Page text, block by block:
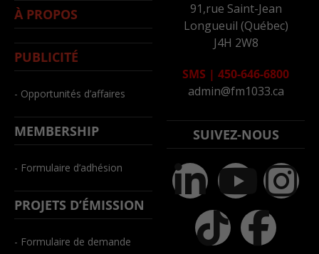
À PROPOS
PUBLICITÉ
- Opportunités d’affaires
MEMBERSHIP
- Formulaire d’adhésion
PROJETS D’ÉMISSION
- Formulaire de demande
91,rue Saint-Jean
Longueuil (Québec)
J4H 2W8
SMS | 450-646-6800
admin@fm1033.ca
SUIVEZ-NOUS